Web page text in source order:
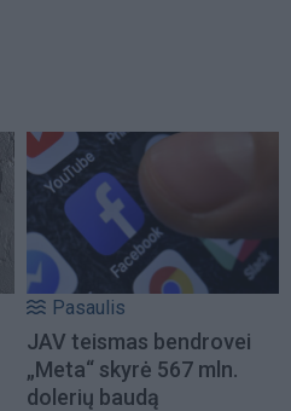
Pasaulis
JAV teismas bendrovei
„Meta“ skyrė 567 mln.
dolerių baudą